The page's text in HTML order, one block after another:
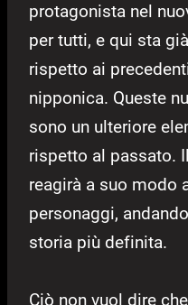
protagonista nel
per tutti, e qui sta
rispetto ai
nipponica. Queste
sono un ulteriore
rispetto al passato.
reagirà a suo modo
personaggi,
storia più definita.
Ciò non vuol dire